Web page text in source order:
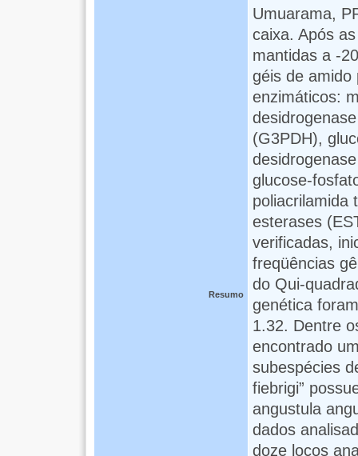
Resumo
Umuarama,
caixa. Após
mantidas a -
géis de amido
enzimáticos:
(G3PDH),
glucose-
poliacrilamida
esterases
verificadas,
freqüências
do Qui-
genética
1.32. Dentre
encontrado
subespécies
fiebrigi”
angustula
dados
doze locos